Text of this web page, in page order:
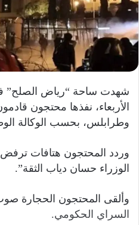
ا
إ
ل
ك
و
ن
ي
شهدت ساحة “رياض الصلح”
الأربعاء، نفذها محتجون
وطرابلس، بحسب الوكالة
وردد المحتجون هتافات
الوزراء حسان دياب الثقة”.
وألقى المحتجون الحجارة صوب
السراي الحكومي.